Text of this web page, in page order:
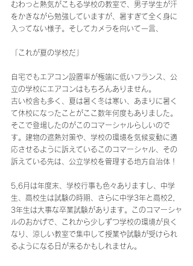
むわっと熱気がこもる学校の教室で、男子学生が汗
をかきながら勉強していますが、暑すぎて全く身に
入ってない様子。そしてカメラを向いて一言、
「これが夏の学校だ」
自宅でもエアコン設置率が極端に低いフランス、公
立の学校にエアコンはもちろんありません。
古い校舎も多く、夏は暑く冬は寒い、あまりに暑く
て休校になったことがここ数年何度もありました。
そこで登場したのがこのコマーシャルらしいので
す。建物の遮熱対策や、学校の環境を気候変動に適
応させるように訴えているこのコマーシャル、その
訴えている先は、公立学校を管理する地方自治体！
5,6月は年度末、学校行事も色々ありますし、中学
生、高校生は試験の時期、さらに中学3年と高校2,
3年生は大事な卒業試験があります。このコマーシャ
ルのおかげで、これから少しずつ学校の環境が良く
なり、涼しい教室で集中して授業や試験が受けられ
るようになる日が来るかもしれません。